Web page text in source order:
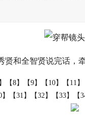
贤和全智贤说完话，
【8】 【9】 【10】 【11】
【31】 【32】 【33】 【